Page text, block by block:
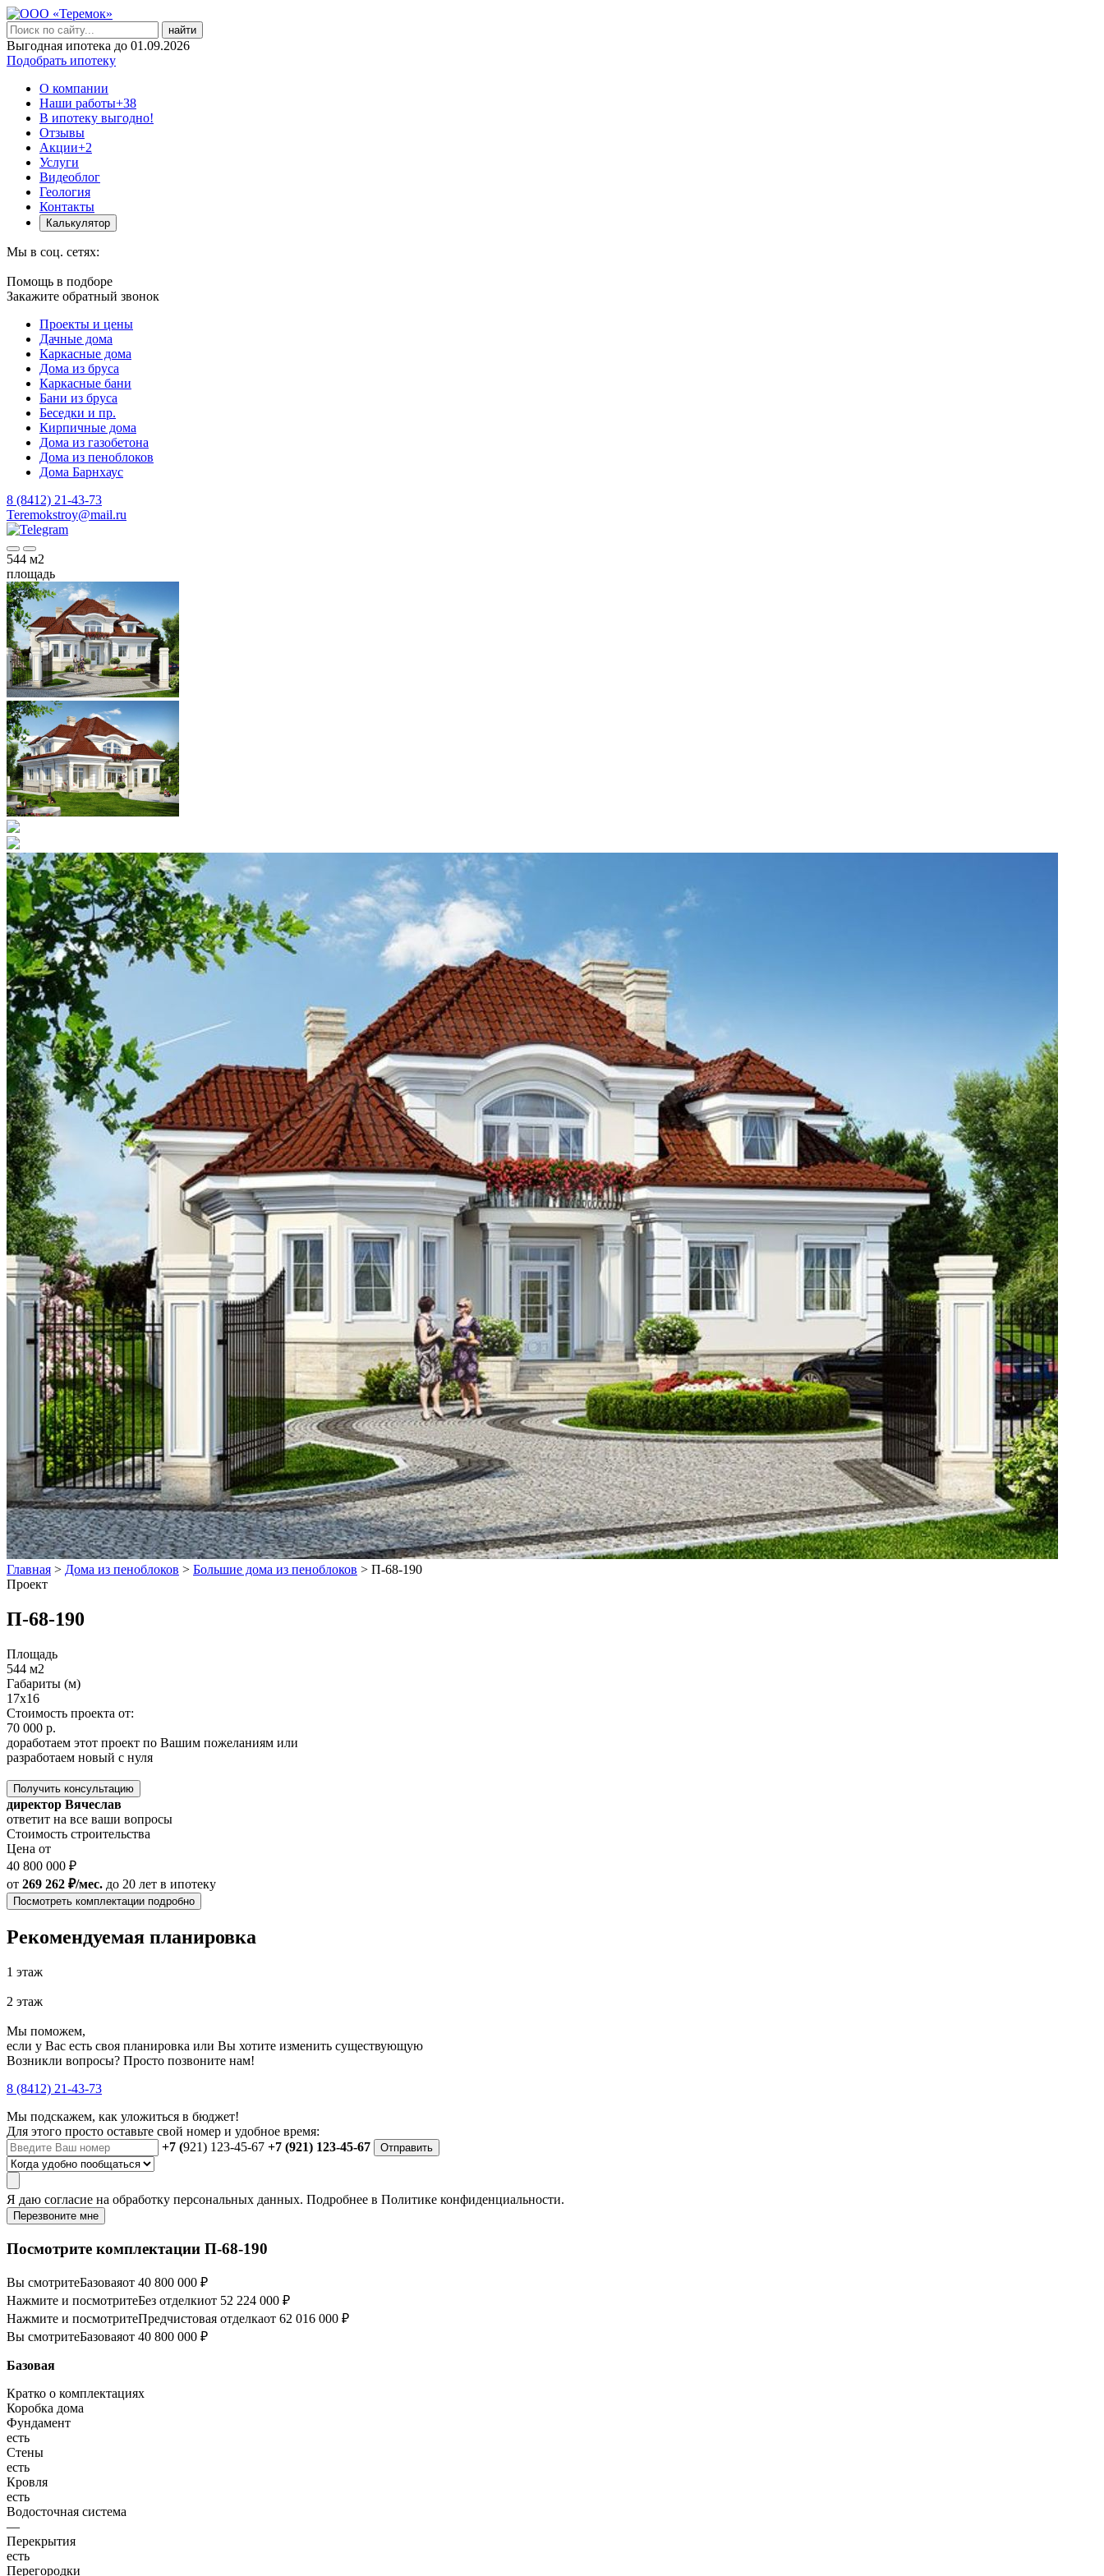
найти
Выгодная ипотека до 01.09.2026
Подобрать ипотеку
О компании
Наши работы+38
В ипотеку выгодно!
Отзывы
Акции+2
Услуги
Видеоблог
Геология
Контакты
Калькулятор
Мы в соц. сетях:
Помощь в подборе
Закажите обратный звонок
Проекты и цены
Дачные дома
Каркасные дома
Дома из бруса
Каркасные бани
Бани из бруса
Беседки и пр.
Кирпичные дома
Дома из газобетона
Дома из пеноблоков
Дома Барнхаус
8 (8412) 21-43-73
Teremokstroy@mail.ru
544 м2
площадь
Главная > Дома из пеноблоков > Большие дома из пеноблоков > П-68-190
Проект
П-68-190
Площадь
544 м2
Габариты (м)
17x16
Стоимость проекта от:
70 000 р.
доработаем этот проект по Вашим пожеланиям или
разработаем новый с нуля
Получить консультацию
директор Вячеслав
ответит на все ваши вопросы
Стоимость строительства
Цена от
40 800 000 ₽
от 269 262 ₽/мес. до 20 лет в ипотеку
Посмотреть комплектации подробно
Рекомендуемая планировка
1 этаж
2 этаж
Мы поможем,
если у Вас есть своя планировка или Вы хотите изменить существующую
Возникли вопросы? Просто позвоните нам!
8 (8412) 21-43-73
Мы подскажем, как уложиться в бюджет!
Для этого просто оставьте свой номер и удобное время:
+7 (921) 123-45-67 +7 (921) 123-45-67 Отправить
Я даю согласие на обработку персональных данных. Подробнее в Политике конфиденциальности.
Перезвоните мне
Посмотрите комплектации П-68-190
Вы смотритеБазоваяот 40 800 000 ₽
Нажмите и посмотритеБез отделкиот 52 224 000 ₽
Нажмите и посмотритеПредчистовая отделкаот 62 016 000 ₽
Вы смотритеБазоваяот 40 800 000 ₽
Базовая
Кратко о комплектациях
Коробка дома
Фундамент
есть
Стены
есть
Кровля
есть
Водосточная система
—
Перекрытия
есть
Перегородки